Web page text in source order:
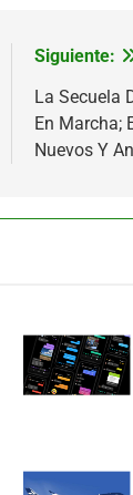
Siguiente:
La Secuela
En Marcha;
Nuevos Y